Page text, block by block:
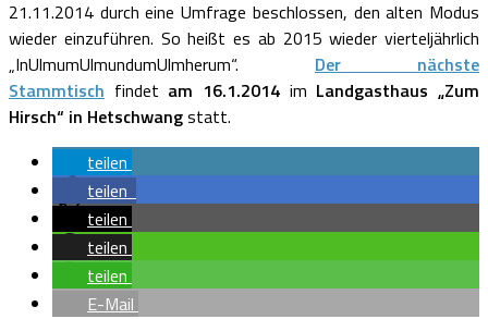
21.11.2014 durch eine Umfrage beschlossen, den alten Modus
wieder einzuführen. So heißt es ab 2015 wieder vierteljährlich
„InUlmumUlmundumUlmherum“. Der nächste
Stammtisch findet am 16.1.2014 im Landgasthaus „Zum
Hirsch“ in Hetschwangstatt.
teilen
teilen
teilen
teilen
teilen
E-Mail